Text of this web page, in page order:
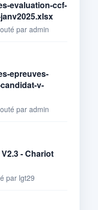
evaluation-ccf-
par admin
epreuves-
v-
par admin
- Chariot
par lgt29